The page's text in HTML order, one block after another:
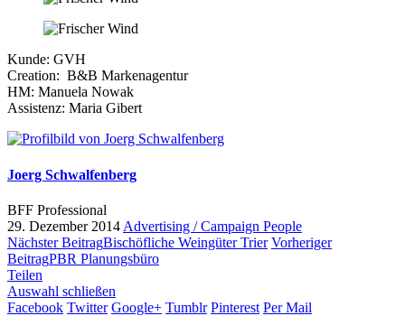
Kunde: GVH
Creation: B&B Markenagentur
HM: Manuela Nowak
Assistenz: Maria Gibert
Joerg Schwalfenberg
BFF Professional
29. Dezember 2014 Advertising / Campaign People
Nächster BeitragBischöfliche Weingüter Trier Vorheriger
BeitragPBR Planungsbüro
Teilen
Auswahl schließen
Facebook Twitter Google+ Tumblr Pinterest Per Mail